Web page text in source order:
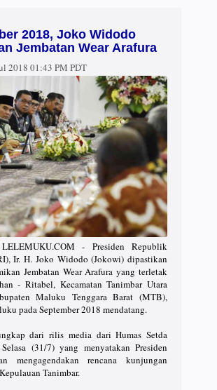
2018, Joko Widodo
Jembatan Wear Arafura
2018 01:43 PM PDT
- Presiden Republik
Ir. H. Joko Widodo (Jokowi) dipastikan
Jembatan Wear Arafura yang terletak
- Ritabel, Kecamatan Tanimbar Utara
Maluku Tenggara Barat (MTB),
pada September 2018 mendatang.
dari rilis media dari Humas Setda
(31/7) yang menyatakan Presiden
mengagendakan rencana kunjungan
Tanimbar.